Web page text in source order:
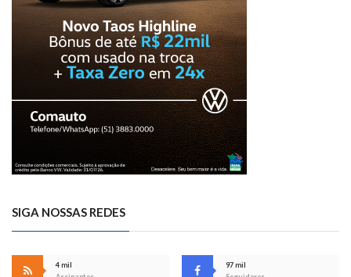
SIGA NOSSAS REDES
4 mil
97 mil